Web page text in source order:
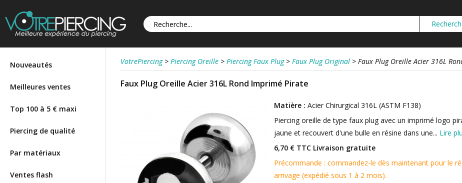
Nouveautés
Meilleures ventes
Top 100 à 5 € maxi
Piercing de qualité
Par matériaux
Ventes flash
VotrePiercing > Piercing Oreille > Piercing Faux Plug > Faux Plug Original > Faux Plug Oreille Acier 316L
Faux Plug Oreille Acier 316L Rond Imprimé Pirate
Matière : Acier Chirurgical 316L (ASTM F138)
Piercing oreille de type faux plug avec un imprimé logo
jaune et recouvert d'une bulle en résine dans une... Lire
6,70 € TTC Livraison gratuite
Précommande : commandez-le dès maintenant pour le
arrivage (expédié sous 1 à 2 mois).